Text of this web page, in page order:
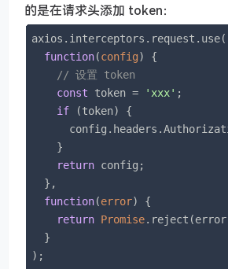
的是在请求头添加 token：
axios.interceptors.request.use(
function(config) {
// 设置 token
const token = 'xxx' ;
if (token) {
    }
return config;
  },
function(error) {
return Promise
  }
);